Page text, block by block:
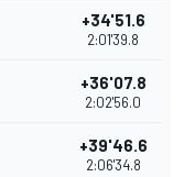
+34'51.6
2:01'39.8
+36'07.8
2:02'56.0
+39'46.6
2:06'34.8